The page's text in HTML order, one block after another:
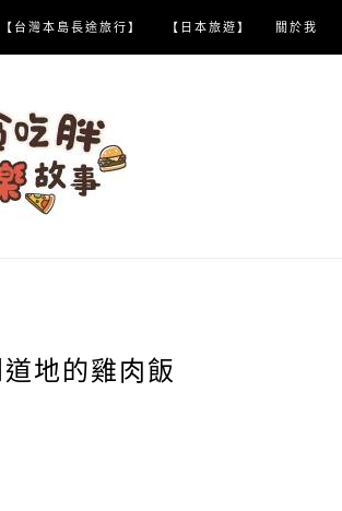
【台灣本島長途旅行】 【日本旅遊】 關於我
地的雞肉飯